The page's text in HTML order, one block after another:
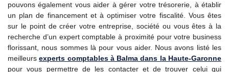
pouvons également vous aider à gérer votre trésorerie, à établir
un plan de financement et à optimiser votre fiscalité. Vous êtes
sur le point de créer votre entreprise, société ou vous êtes à la
recherche d’un expert comptable à proximité pour votre business
florissant, nous sommes là pour vous aider. Nous avons listé les
meilleursexperts comptables à Balma dans la Haute-Garonne
pour vous permettre de les contacter et de trouver celui qui